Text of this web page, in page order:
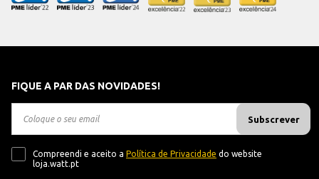
FIQUE A PAR DAS NOVIDADES!
Subscrever
Compreendi e aceito a Política de Privacidade do website
loja.watt.pt